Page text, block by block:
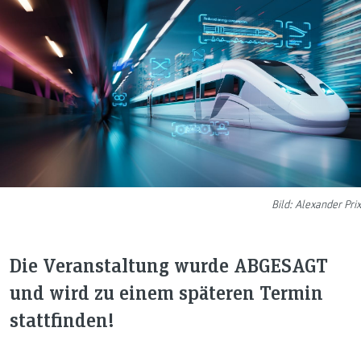
Bild: Alexander Prix
Die Veranstaltung wurde ABGESAGT
und wird zu einem späteren Termin
stattfinden!